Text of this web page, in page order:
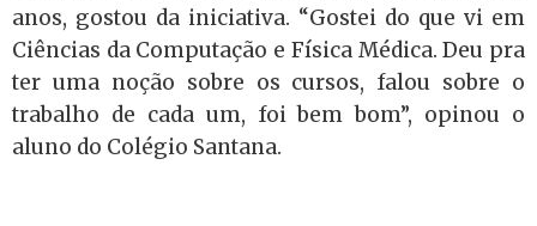
anos, gostou da iniciativa. “Gostei do que vi em
Ciências da Computação e Física Médica. Deu pra
ter uma noção sobre os cursos, falou sobre o
trabalho de cada um, foi bem bom”, opinou o
aluno do Colégio Santana.